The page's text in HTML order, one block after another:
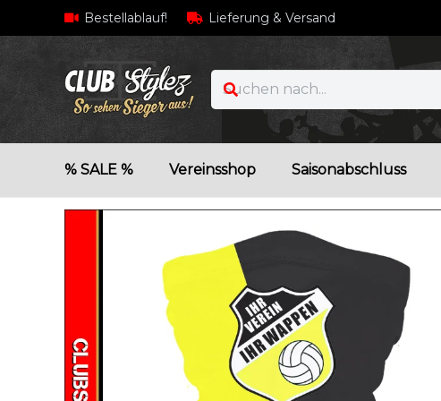
Bestellablauf! Lieferung & Versand
% SALE % Vereinsshop Saisonabschluss